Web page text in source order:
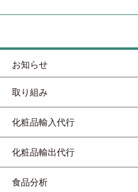
お知らせ
取り組み
化粧品輸入代行
化粧品輸出代行
食品分析